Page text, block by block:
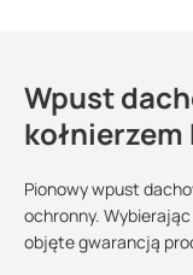
Wpust
Pionowy wpust
ochronny.
objęte gwarancją
Dlaczego
wiele wariantów
konstrukcja
łatwy i szybki
kosz odporny na
Rodzaj wpustu:
pionowy
Karta
95.7 KB
Kontakt